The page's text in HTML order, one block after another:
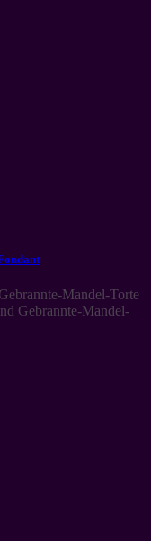
Mandel-Torte
Gebrannte-Mandel-